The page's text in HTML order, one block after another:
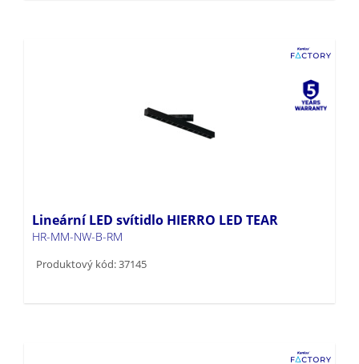
Lineární LED svítidlo HIERRO LED TEAR
HR-MM-NW-B-RM
Produktový kód: 37145